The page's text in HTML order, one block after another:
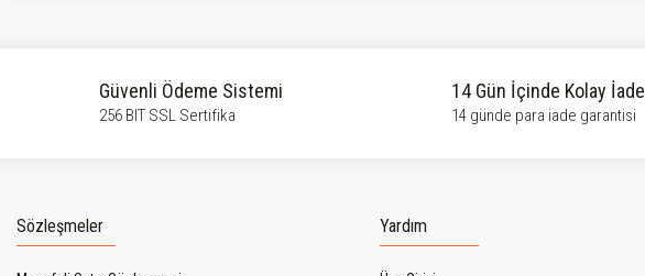
Güvenli Ödeme Sistemi
256 BIT SSL Sertifika
14 Gün İçinde Kolay İade
14 günde para iade garantisi
Sözleşmeler Yardım